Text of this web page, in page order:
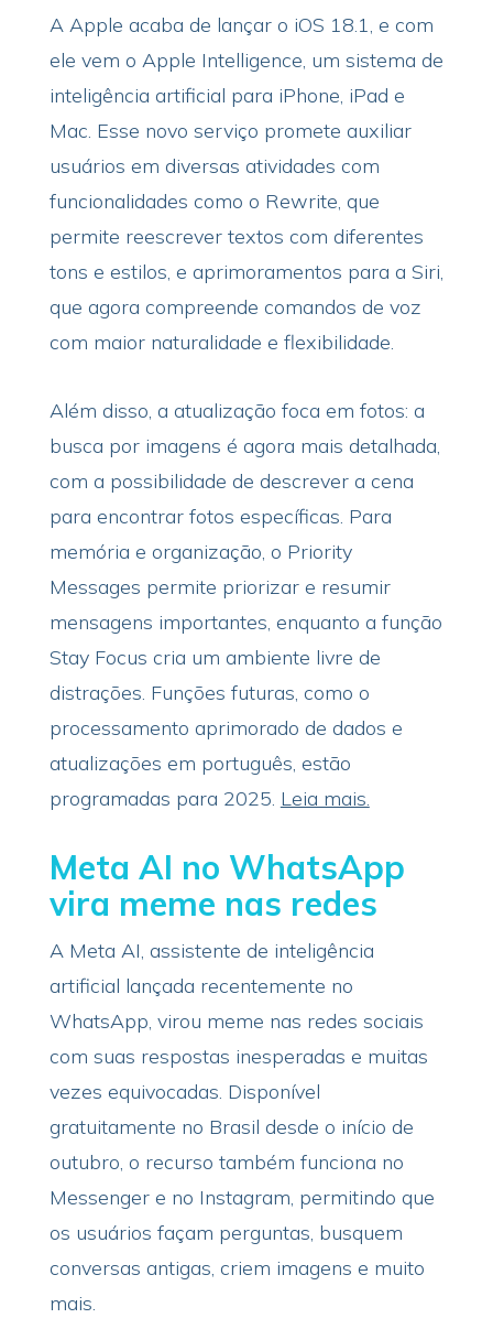
A Apple acaba de lançar o iOS 18.1, e com
ele vem o Apple Intelligence, um sistema de
inteligência artificial para iPhone, iPad e
Mac. Esse novo serviço promete auxiliar
usuários em diversas atividades com
funcionalidades como o Rewrite, que
permite reescrever textos com diferentes
tons e estilos, e aprimoramentos para a Siri,
que agora compreende comandos de voz
com maior naturalidade e flexibilidade.
Além disso, a atualização foca em fotos: a
busca por imagens é agora mais detalhada,
com a possibilidade de descrever a cena
para encontrar fotos específicas. Para
memória e organização, o Priority
Messages permite priorizar e resumir
mensagens importantes, enquanto a função
Stay Focus cria um ambiente livre de
distrações. Funções futuras, como o
processamento aprimorado de dados e
atualizações em português, estão
programadas para 2025. Leia mais.
Meta AI no WhatsApp
vira meme nas redes
A Meta AI, assistente de inteligência
artificial lançada recentemente no
WhatsApp, virou meme nas redes sociais
com suas respostas inesperadas e muitas
vezes equivocadas. Disponível
gratuitamente no Brasil desde o início de
outubro, o recurso também funciona no
Messenger e no Instagram, permitindo que
os usuários façam perguntas, busquem
conversas antigas, criem imagens e muito
mais.